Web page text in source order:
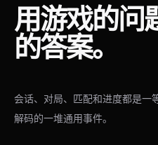
用游戏的问
的答案。
会话、对局、匹配和进度都是一
解码的一堆通用事件。